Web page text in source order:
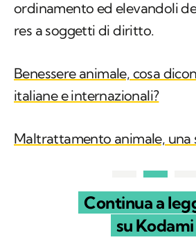
ordinamento ed elevandoli
res a soggetti di diritto. ​
Benessere animale, cosa
italiane e internazionali?
Maltrattamento animale, una
Continua a
su Kodami